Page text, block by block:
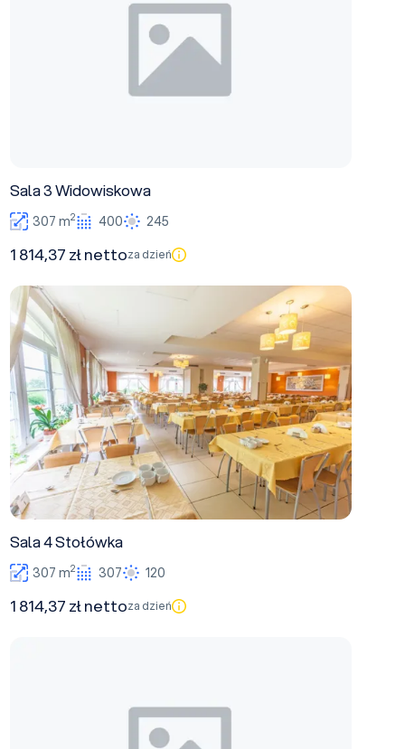
Sala 3 Widowiskowa
307 m2 400 245
1 814,37 zł nettoza dzień
Sala 4 Stołówka
Sala 4 Stołówka
307 m2 307 120
1 814,37 zł nettoza dzień